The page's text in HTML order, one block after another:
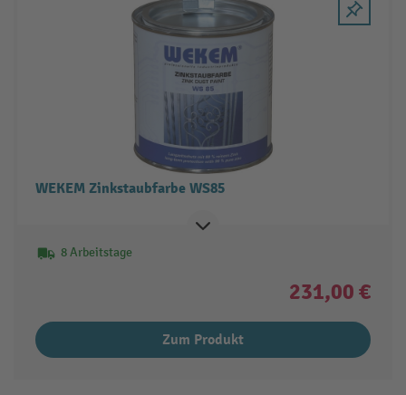
WEKEM Zinkstaubfarbe WS85
8 Arbeitstage
231,00 €
Zum Produkt